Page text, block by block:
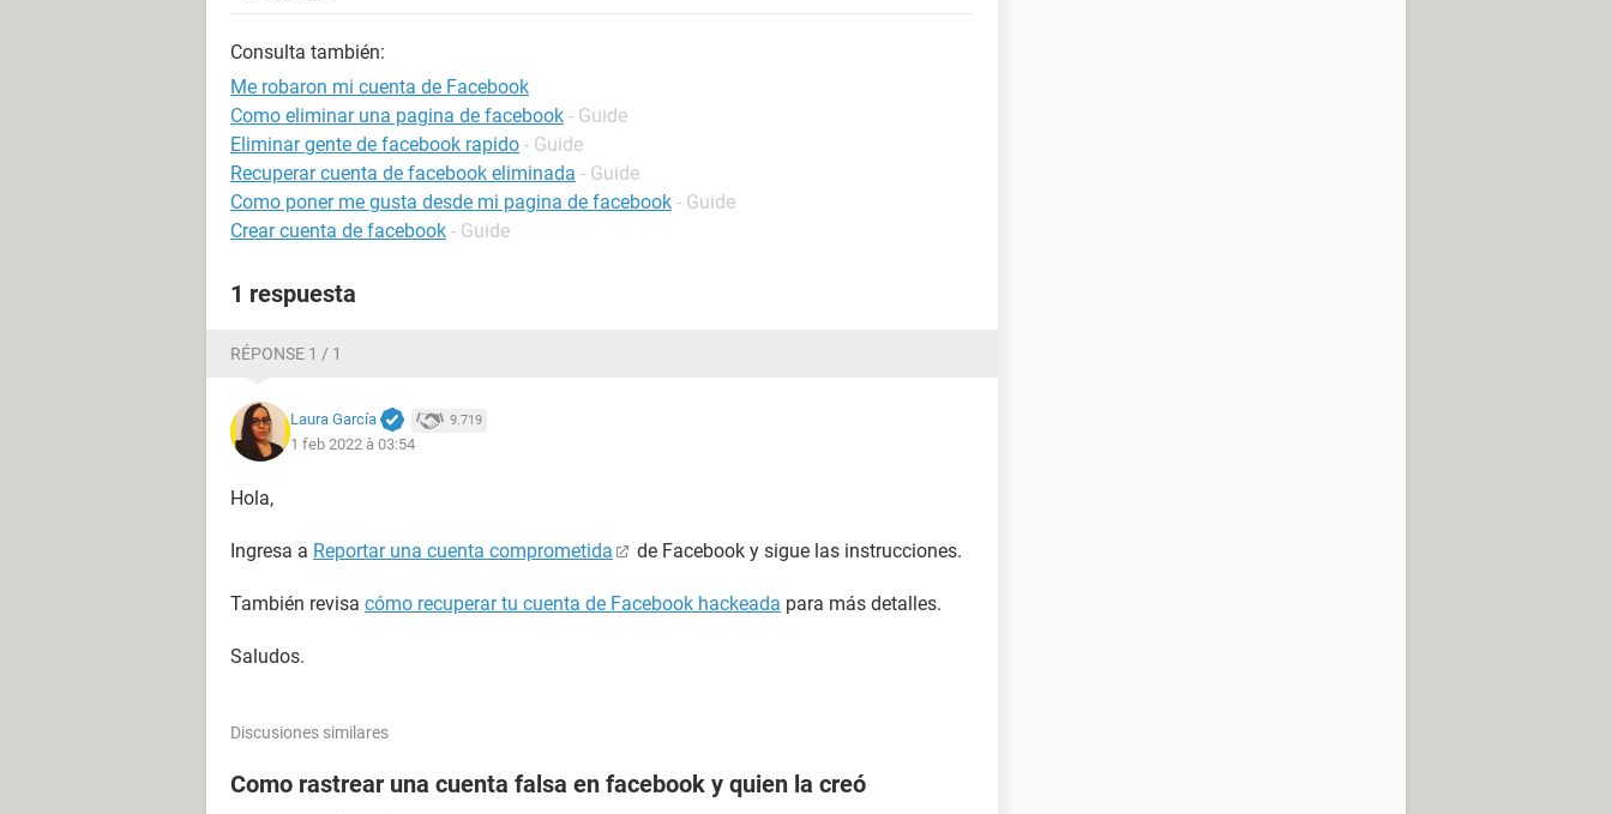
Consulta también:
Me robaron mi cuenta de Facebook
Como eliminar una pagina de facebook - Guide
Eliminar gente de facebook rapido - Guide
Recuperar cuenta de facebook eliminada - Guide
Como poner me gusta desde mi pagina de facebook - Guide
Crear cuenta de facebook - Guide
1 respuesta
RÉPONSE 1 / 1
Laura García 9.719
1 feb 2022 à 03:54
Hola,
Ingresa a Reportar una cuenta comprometida de Facebook y sigue las instrucciones.
También revisa cómo recuperar tu cuenta de Facebook hackeada para más detalles.
Saludos.
Discusiones similares
Como rastrear una cuenta falsa en facebook y quien la creó